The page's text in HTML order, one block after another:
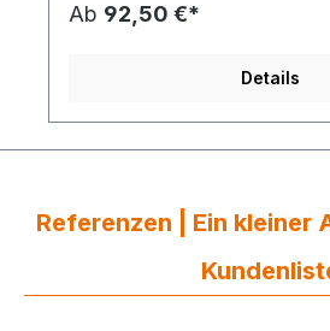
einseitiger Färbunghohe
Dekorationsarbeitenzeitlose
Geschenkverpackung für jeden
und Umweltverantwortung
führen eine große Auswahl an
in verschiedenen hochwertigen
und Designs. Ständig werden
aktualisiert.Bei HUTNER haben
Ab 92,50 €*
Details
Referenzen | Ein kleiner